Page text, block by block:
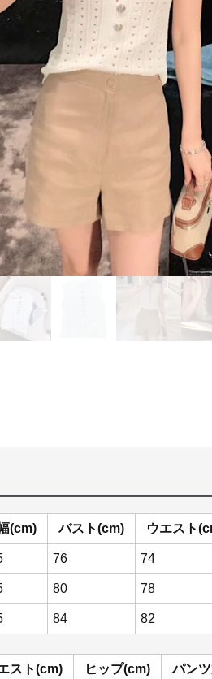
(cm) バスト(cm) ウエスト
76 74
80 78
84 82
スト(cm) ヒップ(cm) パン